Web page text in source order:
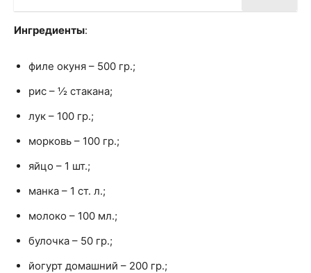
Ингредиенты:
филе окуня – 500 гр.;
рис – ½ стакана;
лук – 100 гр.;
морковь – 100 гр.;
яйцо – 1 шт.;
манка – 1 ст. л.;
молоко – 100 мл.;
булочка – 50 гр.;
йогурт домашний – 200 гр.;